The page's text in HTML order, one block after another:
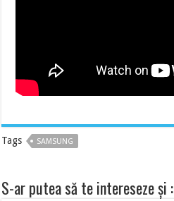
Tags SAMSUNG
S-ar putea să te intereseze și :